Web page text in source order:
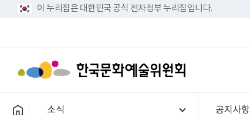
이 누리집은 대한민국 공식 전자정부 누리집입니다.
소식 공지사항